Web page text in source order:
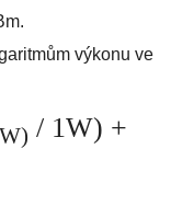
výkonu ve
/ 1W) +